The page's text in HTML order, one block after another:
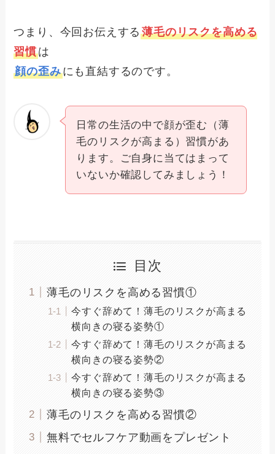
つまり、今回お伝えする薄毛のリスクを高める
習慣は
顔の歪みにも直結するのです。
日常の生活の中で顔が歪む（薄
毛のリスクが高まる）習慣があ
ります。ご自身に当てはまって
いないか確認してみましょう！
目次
薄毛のリスクを高める習慣①
今すぐ辞めて！薄毛のリスクが高まる
横向きの寝る姿勢①
今すぐ辞めて！薄毛のリスクが高まる
横向きの寝る姿勢②
今すぐ辞めて！薄毛のリスクが高まる
横向きの寝る姿勢③
薄毛のリスクを高める習慣②
無料でセルフケア動画をプレゼント